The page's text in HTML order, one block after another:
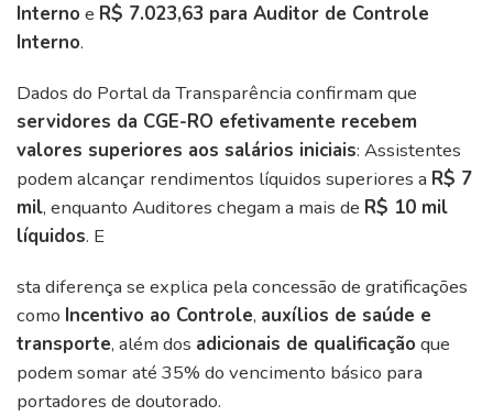
Interno e R$ 7.023,63 para Auditor de Controle
Interno.
Dados do Portal da Transparência confirmam que
servidores da CGE-RO efetivamente recebem
valores superiores aos salários iniciais: Assistentes
podem alcançar rendimentos líquidos superiores a R$ 7
mil, enquanto Auditores chegam a mais de R$ 10 mil
líquidos. E
sta diferença se explica pela concessão de gratificações
como Incentivo ao Controle, auxílios de saúde e
transporte, além dos adicionais de qualificação que
podem somar até 35% do vencimento básico para
portadores de doutorado.